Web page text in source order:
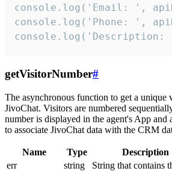
console.log('Email: ',
console.log('Phone: ',
getVisitorNumber#
The asynchronous function to get a unique
JivoChat. Visitors are numbered
number is displayed in the agent's App and
to associate JivoChat data with the CRM
Name Type
Description
err
string
String that contains